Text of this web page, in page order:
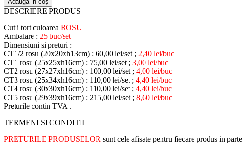
Adaugă în coș
DESCRIERE PRODUS
Cutii tort culoarea ROSU
Ambalare : 25 buc/set
Dimensiuni si preturi :
CT1/2 rosu (20x20xh13cm) : 60,00 lei/set ; 2,40 lei/buc
CT1 rosu (25x25xh16cm) : 75,00 lei/set ; 3,00 lei/buc
CT2 rosu (27x27xh16cm) : 100,00 lei/set ; 4,00 lei/buc
CT3 rosu (25x34xh16cm) : 110,00 lei/set ; 4,40 lei/buc
CT4 rosu (30x30xh16cm) : 110,00 lei/set ; 4,40 lei/buc
CT5 rosu (29x39xh16cm) : 215,00 lei/set ; 8,60 lei/buc
Preturile contin TVA .
TERMENI SI CONDITII
PRETURILE PRODUSELOR sunt cele afisate pentru fiecare produs in